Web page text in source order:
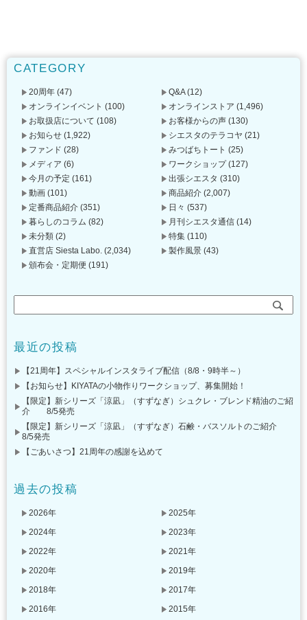
CATEGORY
20周年 (47) Q&A(12)
オンラインイベント (100) オンラインストア (1,496)
お取扱店について (108) お客様からの声 (130)
お知らせ (1,922) シエスタのテラコヤ (21)
ファンド (28) みつばちトート (25)
メディア (6) ワークショップ(127)
今月の予定 (161) 出張シエスタ (310)
動画 (101) 商品紹介 (2,007)
定番商品紹介 (351) 日々 (537)
暮らしのコラム (82) 月刊シエスタ通信 (14)
未分類 (2) 特集 (110)
直営店 Siesta Labo. (2,034) 製作風景 (43)
頒布会・定期便 (191)
最近の投稿
【21周年】スペシャルインスタライブ配信（8/8・9時半～）
【お知らせ】KIYATAの小物作りワークショップ、募集開始！
【限定】新シリーズ「涼凪」（すずなぎ）シュクレ・ブレンド精油のご紹
介 8/5発売
【限定】新シリーズ「涼凪」（すずなぎ）石鹸・バスソルトのご紹介
8/5発売
【ごあいさつ】21周年の感謝を込めて
過去の投稿
2026年
2025年
2024年
2023年
2022年
2021年
2020年
2019年
2018年
2017年
2016年
2015年